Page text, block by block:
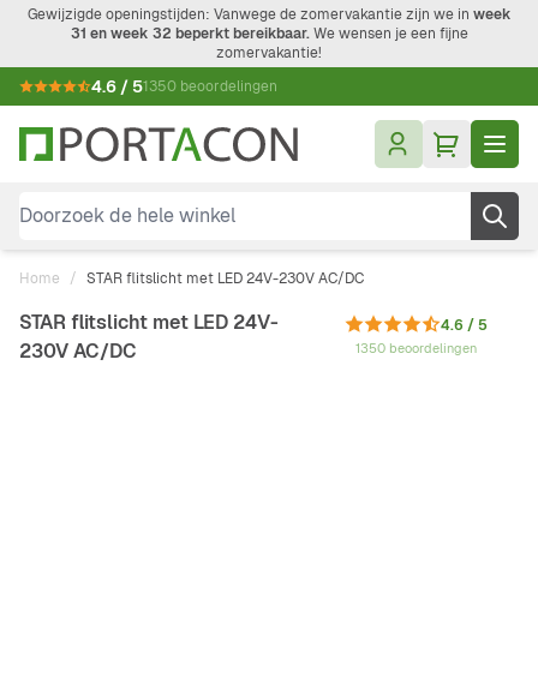
Ga naar de inhoud
Gewijzigde openingstijden: Vanwege de zomervakantie zijn we in week
31 en week 32 beperkt bereikbaar.We wensen je een fijne
zomervakantie!
4.6 / 51350 beoordelingen
Doorzoek de hele winkel
Home / STAR flitslicht met LED 24V-230V AC/DC
STAR flitslicht met LED 24V-
230V AC/DC
4.6 / 5
1350 beoordelingen